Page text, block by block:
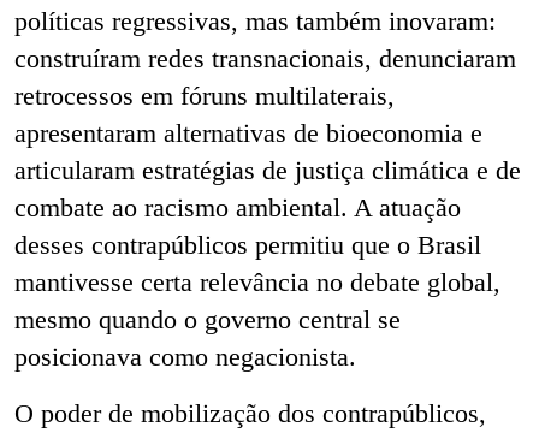
políticas regressivas, mas também inovaram:
construíram redes transnacionais, denunciaram
retrocessos em fóruns multilaterais,
apresentaram alternativas de bioeconomia e
articularam estratégias de justiça climática e de
combate ao racismo ambiental. A atuação
desses contrapúblicos permitiu que o Brasil
mantivesse certa relevância no debate global,
mesmo quando o governo central se
posicionava como negacionista.
O poder de mobilização dos contrapúblicos,